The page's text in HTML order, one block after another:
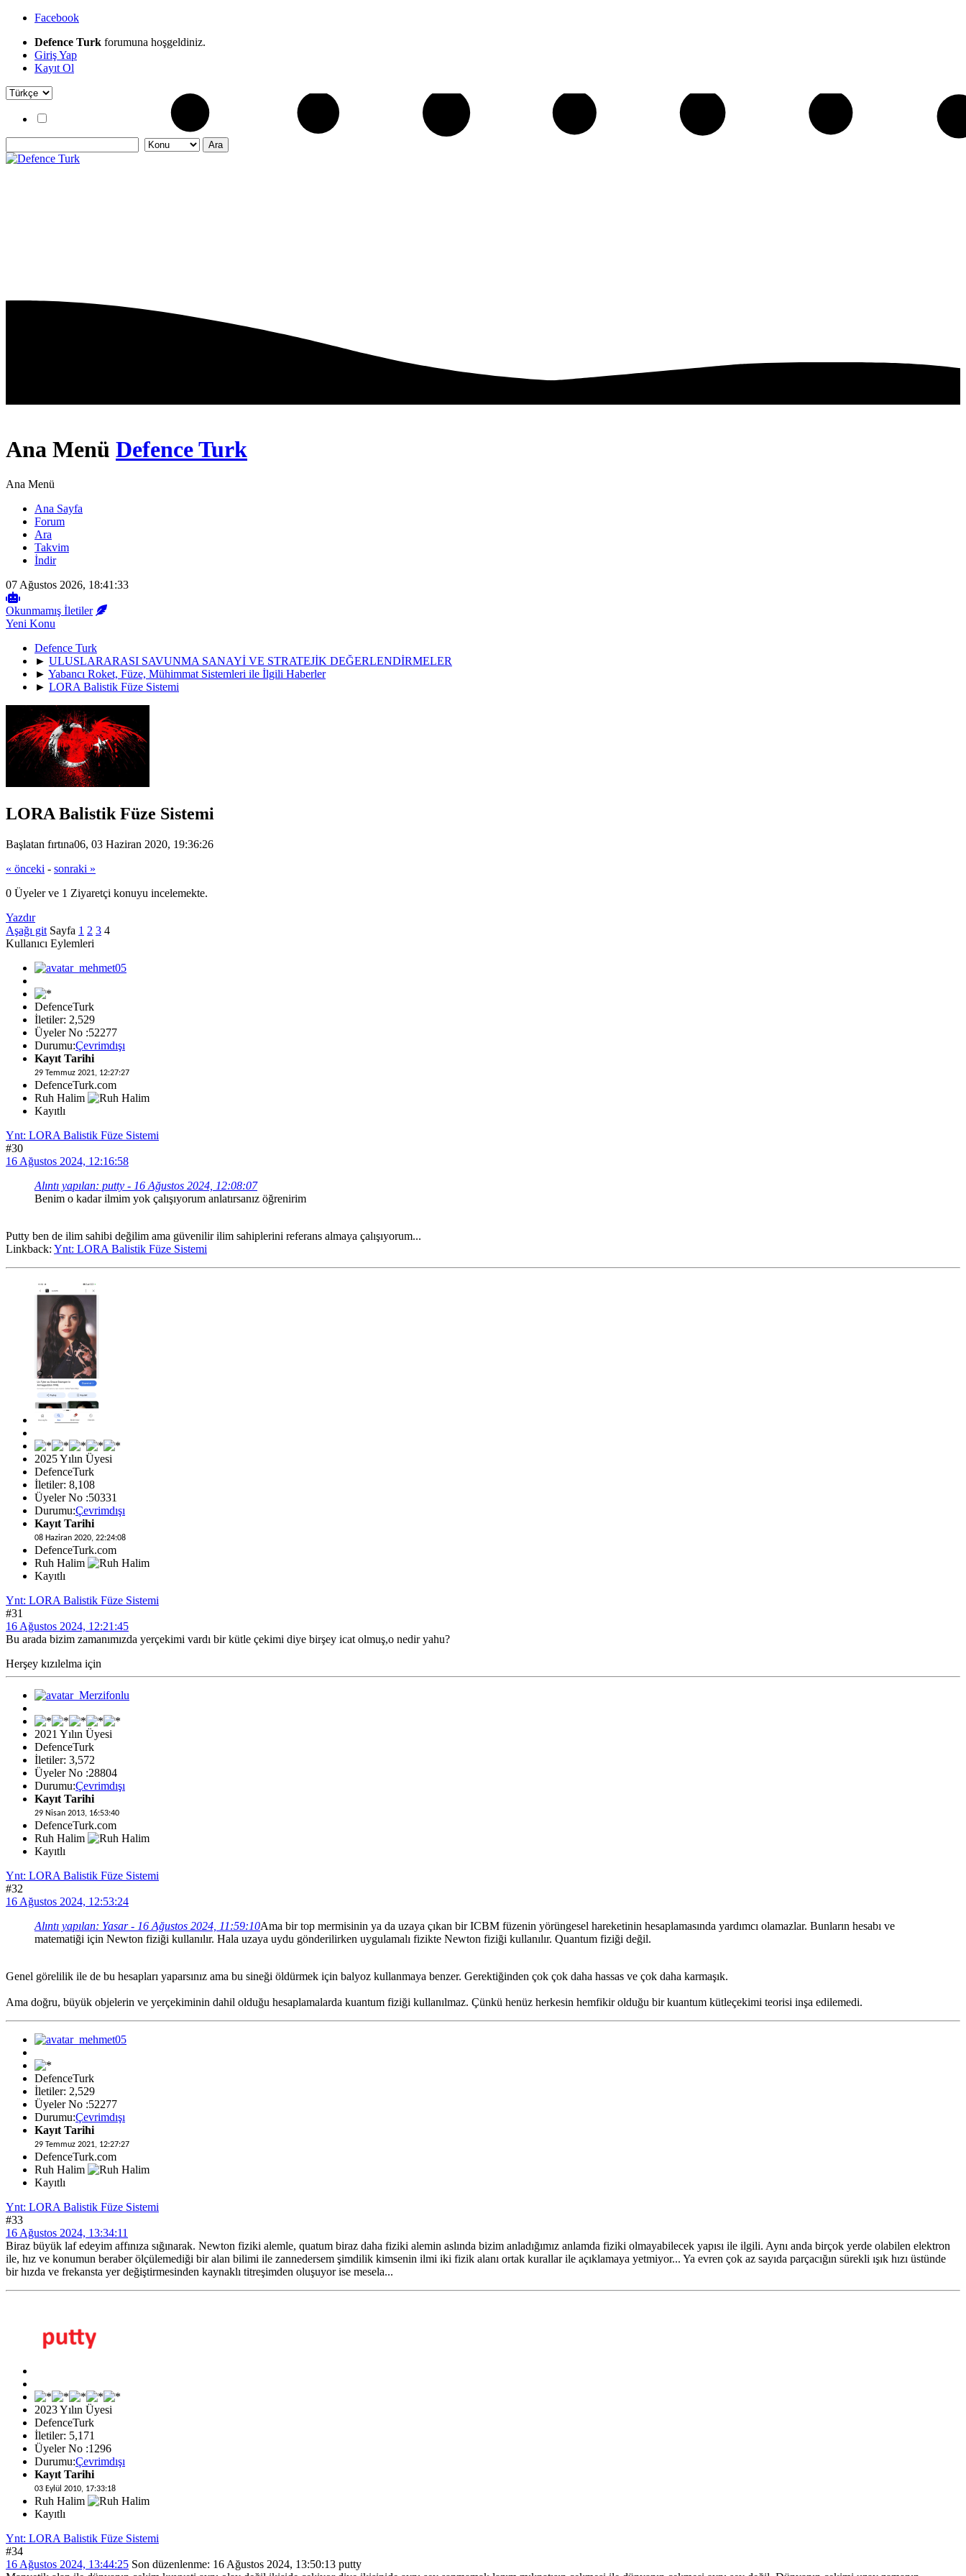
Facebook
Defence Turk forumuna hoşgeldiniz.
Giriş Yap
Kayıt Ol
Ana Menü Defence Turk
Ana Menü
Ana Sayfa
Forum
Ara
Takvim
İndir
07 Ağustos 2026, 18:41:33
Okunmamış İletiler
Yeni Konu
Defence Turk
► ULUSLARARASI SAVUNMA SANAYİ VE STRATEJİK DEĞERLENDİRMELER
► Yabancı Roket, Füze, Mühimmat Sistemleri ile İlgili Haberler
► LORA Balistik Füze Sistemi
LORA Balistik Füze Sistemi
Başlatan fırtına06, 03 Haziran 2020, 19:36:26
« önceki - sonraki »
0 Üyeler ve 1 Ziyaretçi konuyu incelemekte.
Yazdır
Aşağı git Sayfa 1 2 3 4
Kullanıcı Eylemleri
DefenceTurk
İletiler: 2,529
Üyeler No :52277
Durumu:Çevrimdışı
Kayıt Tarihi
29 Temmuz 2021, 12:27:27
DefenceTurk.com
Ruh Halim
Kayıtlı
Ynt: LORA Balistik Füze Sistemi
#30
16 Ağustos 2024, 12:16:58
Alıntı yapılan: putty - 16 Ağustos 2024, 12:08:07
Benim o kadar ilmim yok çalışıyorum anlatırsanız öğrenirim
Putty ben de ilim sahibi değilim ama güvenilir ilim sahiplerini referans almaya çalışıyorum...
Linkback: Ynt: LORA Balistik Füze Sistemi
2025 Yılın Üyesi
DefenceTurk
İletiler: 8,108
Üyeler No :50331
Durumu:Çevrimdışı
Kayıt Tarihi
08 Haziran 2020, 22:24:08
DefenceTurk.com
Ruh Halim
Kayıtlı
Ynt: LORA Balistik Füze Sistemi
#31
16 Ağustos 2024, 12:21:45
Bu arada bizim zamanımızda yerçekimi vardı bir kütle çekimi diye birşey icat olmuş,o nedir yahu?
Herşey kızılelma için
2021 Yılın Üyesi
DefenceTurk
İletiler: 3,572
Üyeler No :28804
Durumu:Çevrimdışı
Kayıt Tarihi
29 Nisan 2013, 16:53:40
DefenceTurk.com
Ruh Halim
Kayıtlı
Ynt: LORA Balistik Füze Sistemi
#32
16 Ağustos 2024, 12:53:24
Alıntı yapılan: Yasar - 16 Ağustos 2024, 11:59:10Ama bir top mermisinin ya da uzaya çıkan bir ICBM füzenin yörüngesel hareketinin hesaplamasında yardımcı olamazlar. Bunların hesabı ve
matematiği için Newton fiziği kullanılır. Hala uzaya uydu gönderilirken uygulamalı fizikte Newton fiziği kullanılır. Quantum fiziği değil.
Genel görelilik ile de bu hesapları yaparsınız ama bu sineği öldürmek için balyoz kullanmaya benzer. Gerektiğinden çok çok daha hassas ve çok daha karmaşık.
Ama doğru, büyük objelerin ve yerçekiminin dahil olduğu hesaplamalarda kuantum fiziği kullanılmaz. Çünkü henüz herkesin hemfikir olduğu bir kuantum kütleçekimi teorisi inşa edilemedi.
DefenceTurk
İletiler: 2,529
Üyeler No :52277
Durumu:Çevrimdışı
Kayıt Tarihi
29 Temmuz 2021, 12:27:27
DefenceTurk.com
Ruh Halim
Kayıtlı
Ynt: LORA Balistik Füze Sistemi
#33
16 Ağustos 2024, 13:34:11
Biraz büyük laf edeyim affınıza sığınarak. Newton fiziki alemle, quatum biraz daha fiziki alemin aslında bizim anladığımız anlamda fiziki olmayabilecek yapısı ile ilgili. Aynı anda birçok yerde olabilen elektron
ile, hız ve konumun beraber ölçülemediği bir alan bilimi ile zannedersem şimdilik kimsenin ilmi iki fizik alanı ortak kurallar ile açıklamaya yetmiyor... Ya evren çok az sayıda parçacığın sürekli ışık hızı üstünde
bir hızda ve frekansta yer değiştirmesinden kaynaklı titreşimden oluşuyor ise mesela...
2023 Yılın Üyesi
DefenceTurk
İletiler: 5,171
Üyeler No :1296
Durumu:Çevrimdışı
Kayıt Tarihi
03 Eylül 2010, 17:33:18
Ruh Halim
Kayıtlı
Ynt: LORA Balistik Füze Sistemi
#34
16 Ağustos 2024, 13:44:25 Son düzenlenme: 16 Ağustos 2024, 13:50:13 putty